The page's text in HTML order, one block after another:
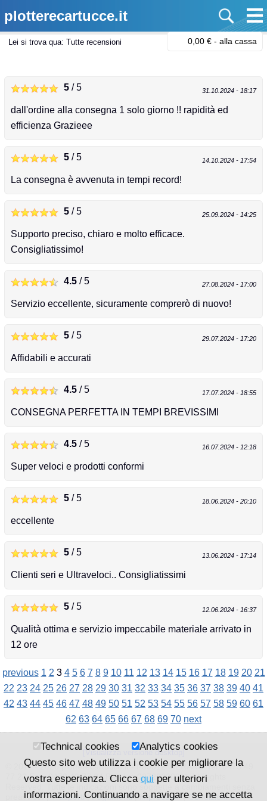
Technical cookies
Analytics cookies
Questo sito web utilizza i cookie per migliorare la
vostra esperienza. Clicca qui per ulteriori
informazioni. Continuando a navigare se ne accetta
plotterecartucce.it
0,00 € - alla cassa
Lei si trova qua: Tutte recensioni
31.10.2024 - 18:17
5 / 5
dall'ordine alla consegna 1 solo giorno !! rapidità ed
efficienza Grazieee
14.10.2024 - 17:54
5 / 5
La consegna è avvenuta in tempi record!
25.09.2024 - 14:25
5 / 5
Supporto preciso, chiaro e molto efficace.
Consigliatissimo!
27.08.2024 - 17:00
4.5 / 5
Servizio eccellente, sicuramente comprerò di nuovo!
29.07.2024 - 17:20
5 / 5
Affidabili e accurati
17.07.2024 - 18:55
4.5 / 5
CONSEGNA PERFETTA IN TEMPI BREVISSIMI
16.07.2024 - 12:18
4.5 / 5
Super veloci e prodotti conformi
18.06.2024 - 20:10
5 / 5
eccellente
13.06.2024 - 17:14
5 / 5
Clienti seri e Ultraveloci.. Consigliatissimi
12.06.2024 - 16:37
5 / 5
Qualità ottima e servizio impeccabile materiale arrivato in
12 ore
previous 1 2 3 4 5 6 7 8 9 10 11 12 13 14 15 16 17 18 19 20 21
22 23 24 25 26 27 28 29 30 31 32 33 34 35 36 37 38 39 40 41
42 43 44 45 46 47 48 49 50 51 52 53 54 55 56 57 58 59 60 61
62 63 64 65 66 67 68 69 70 next
[Visualizza versione desktop]
© 2011 - 2026 plotterecartucce.it - I-39012 MERANO Tel. 0473 49
77 23 Fax. 0473 49 77 24 Part.Iva 02726200211 All Rights
Reserved. Tutte le indicazioni sono soggette a cambiamenti senza
preavviso. |Trasporti |Pagamenti|impressum|Condizioni di